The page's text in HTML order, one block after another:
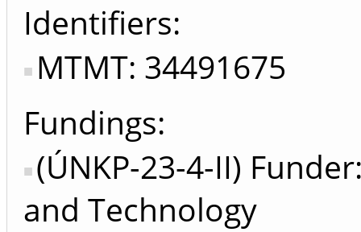
Identifiers
MTMT: 34491675
Fundings:
(ÚNKP-23-4-II)
and Technology